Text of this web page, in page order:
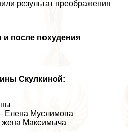
результат преображения
и после похудения
Скулкиной:
Елена Муслимова
жена Максимыча